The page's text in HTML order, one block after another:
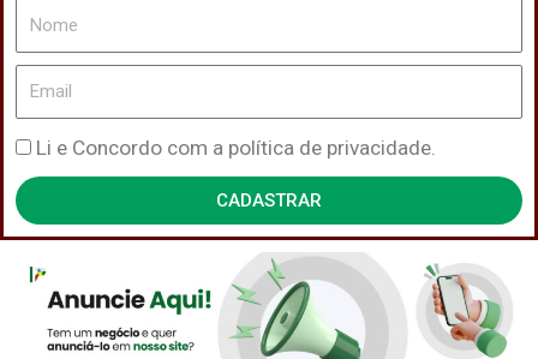
Nome
Email
Política
de
Privacidade
Li e Concordo com a política de privacidade.
CADASTRAR